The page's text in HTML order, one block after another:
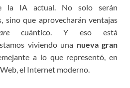
la IA actual. No solo serán
sino que aprovecharán ventajas
cuántico. Y eso está
viviendo una nueva gran
a lo que representó, en
el Internet moderno.